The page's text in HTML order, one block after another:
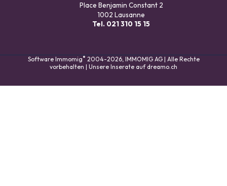
Place Benjamin Constant 2
1002 Lausanne
Tel. 021 310 15 15
Software Immomig® 2004-2026, IMMOMIG AG | Alle Rechte
vorbehalten | Unsere Inserate auf dreamo.ch